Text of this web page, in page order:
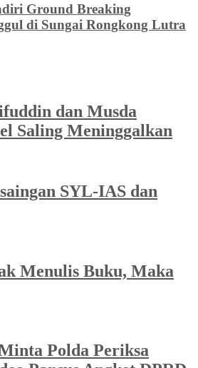
Ground Breaking
di Sungai Rongkong Lutra
dan Musda
Saling Meninggalkan
SYL-IAS dan
Menulis Buku, Maka
Polda Periksa